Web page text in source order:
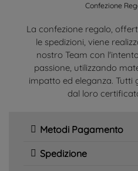
Confezione
La confezione regalo,
le spedizioni, viene
nostro Team con
passione, utilizzando
impatto ed eleganza.
dal loro
Metodi Pagamento
Spedizione